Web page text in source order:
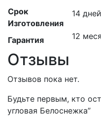
Срок
Изготовления
14 дней
Гарантия 12
Отзывы
Отзывов пока нет.
Будьте первым, кто
угловая Белоснежка”